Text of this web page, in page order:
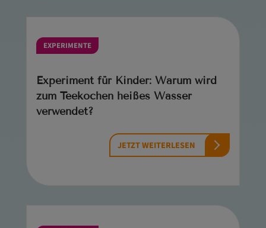
EXPERIMENTE
Experiment für Kinder: Warum wird
zum Teekochen heißes Wasser
verwendet?
JETZT WEITERLESEN